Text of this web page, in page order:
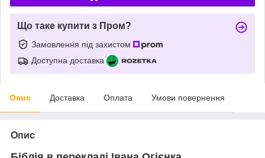
Що таке купити з Пром?
Замовлення під захистом
Доступна доставка
Опис Доставка Оплата Умови повернення
Опис